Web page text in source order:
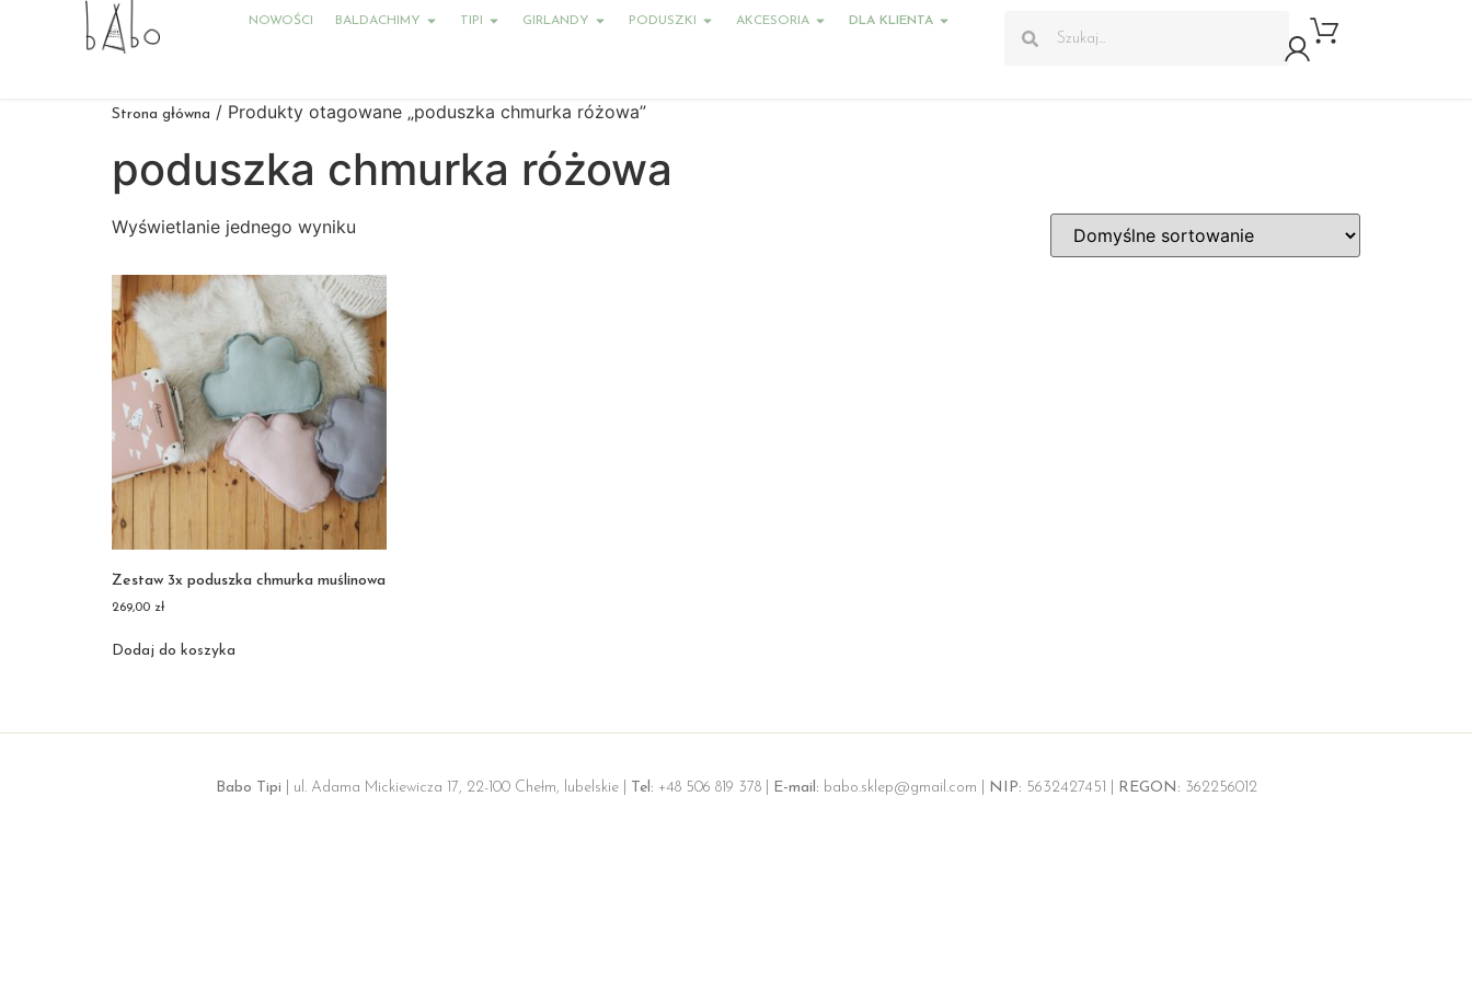
NOWOŚCI BALDACHIMY TIPI GIRLANDY PODUSZKI AKCESORIA DLA KLIENTA
Strona główna / Produkty otagowane „poduszka chmurka różowa”
poduszka chmurka różowa
Wyświetlanie jednego wyniku
Zestaw 3x poduszka chmurka muślinowa
269,00 zł
Dodaj do koszyka
Babo Tipi | ul. Adama Mickiewicza 17, 22-100 Chełm, lubelskie | Tel: +48 506 819 378 | E-mail: babo.sklep@gmail.com | NIP: 5632427451 | REGON: 362256012